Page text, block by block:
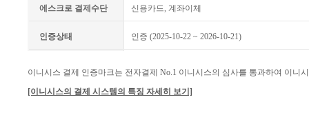
에스크로 결제수단 신용카드, 계좌이체
인증상태 인증 (2025-10-22 ~ 2026-10-21)
이니시스 결제 인증마크는 전자결제 No.1 이니시스의 심사를 통과하여 이니
[이니시스의 결제 시스템의 특징 자세히 보기]